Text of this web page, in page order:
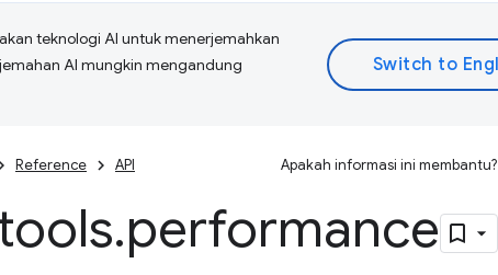
teknologi AI untuk menerjemahkan
AI mungkin mengandung
Reference API Apakah informasi ini membantu?
.performance